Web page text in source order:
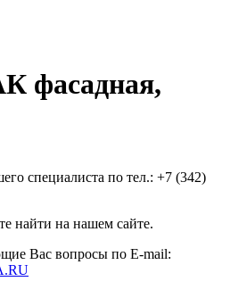
фасадная,
специалиста по тел.: +7 (342)
найти на нашем сайте.
Вас вопросы по E-mail: